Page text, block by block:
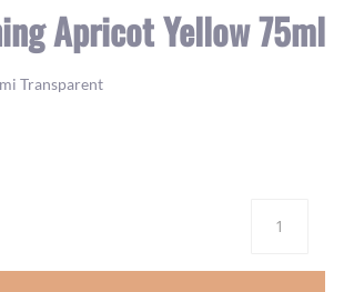
Apricot Yellow 75ml
Transparent